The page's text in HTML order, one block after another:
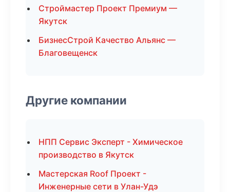
Строймастер Проект Премиум —
Якутск
БизнесСтрой Качество Альянс —
Благовещенск
Другие компании
НПП Сервис Эксперт - Химическое
производство в Якутск
Мастерская Roof Проект -
Инженерные сети в Улан-Удэ